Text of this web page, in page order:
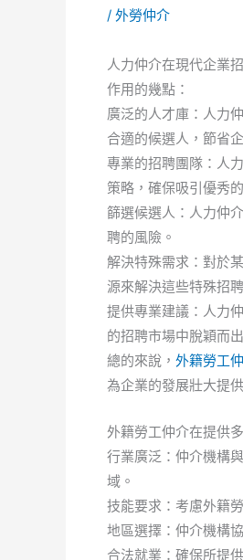
/ 外勞仲介
人力仲介在現代企業
作用的幾點：
廣泛的人才庫：人力
合適的候選人，節省
專業的招聘團隊：人
策略，確保吸引優秀
篩選候選人：人力仲
聘的風險。
解決特殊需求：對於
源來解決這些特殊招
提供專業建議：人力
的招聘市場中脫穎而出
總的來說， 外籍勞工
為企業的發展壯大提
外籍勞工仲介在提供
行業廣泛：仲介機構
域。
技能要求：考慮外籍
地區選擇：仲介機構
合法就業：確保所提